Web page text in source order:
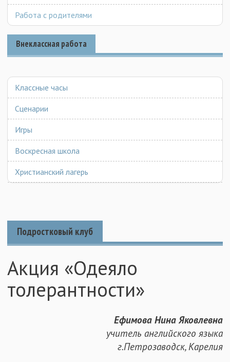
Работа с родителями
Внеклассная работа
Классные часы
Сценарии
Игры
Воскресная школа
Христианский лагерь
Подростковый клуб
Акция «Одеяло
толерантности»
Ефимова Нина Яковлевна
учитель английского языка
г.Петрозаводск, Карелия